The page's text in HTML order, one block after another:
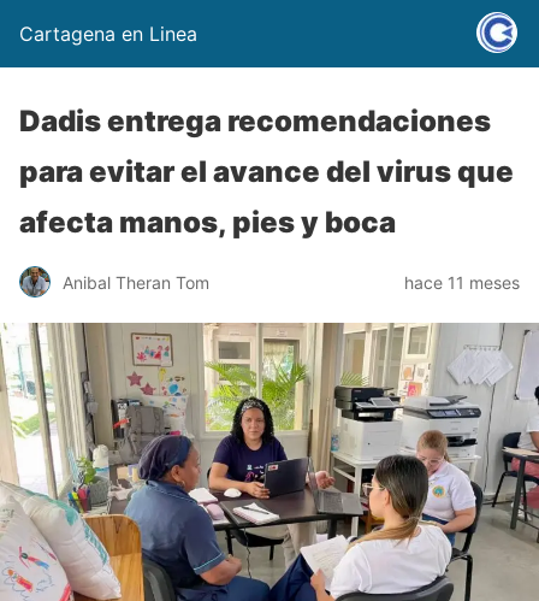
Cartagena en Linea
Dadis entrega recomendaciones
para evitar el avance del virus que
afecta manos, pies y boca
Anibal Theran Tom hace 11 meses